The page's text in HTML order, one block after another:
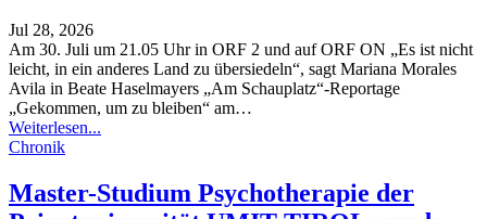
Jul 28, 2026
Am 30. Juli um 21.05 Uhr in ORF 2 und auf ORF ON „Es ist nicht
leicht, in ein anderes Land zu übersiedeln“, sagt Mariana Morales
Avila in Beate Haselmayers „Am Schauplatz“-Reportage
„Gekommen, um zu bleiben“ am…
Weiterlesen...
Chronik
Master-Studium Psychotherapie der